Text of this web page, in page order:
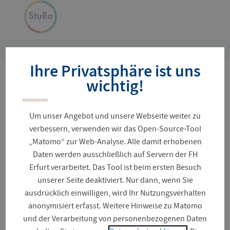
Startseite
überspringen
sind
hier:
Sommerfest des StuRa
Save the date - Infos folgen!
Am 10. Juni 2026 veranstaltet der Studierendenrat
sein jährliches Sommerfest auf dem Campus
Altonaer Straße.
Zwischen 16 und 22 Uhr stellen Fachschaftsräte,
Hochschulgruppen und externe Partner ihre Arbeit
vor und tragen zur Vernetzung innerhalb der
Ihre Privatsphäre ist uns
wichtig!
Um unser Angebot und unsere Webseite weiter zu
verbessern, verwenden wir das Open-Source-Tool
„Matomo“ zur Web-Analyse. Alle damit erhobenen
Daten werden ausschließlich auf Servern der FH
Erfurt verarbeitet. Das Tool ist beim ersten Besuch
unserer Seite deaktiviert. Nur dann, wenn Sie
ausdrücklich einwilligen, wird Ihr Nutzungsverhalten
anonymisiert erfasst. Weitere Hinweise zu Matomo
und der Verarbeitung von personenbezogenen Daten